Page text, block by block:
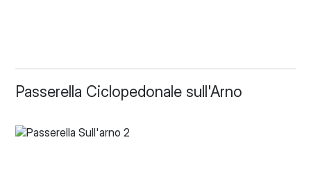
Passerella Ciclopedonale sull'Arno